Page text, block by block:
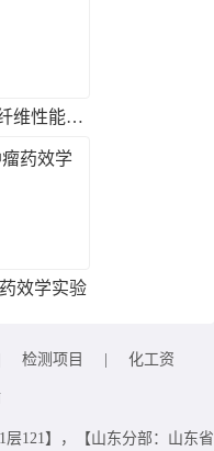
沥青基碳纤维性能检测
效学实验
检测项目 化工资
层121】，【山东分部：山东省